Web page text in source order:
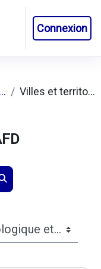
Connexion
et énergétique Villes et territoires durables
Rechercher des cours